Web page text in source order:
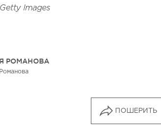
Images
РОМАНОВА
ПОШЕРИТЬ